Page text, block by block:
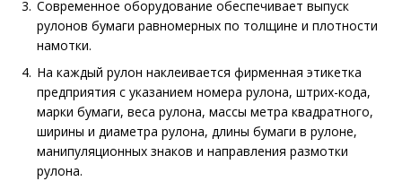
Современное оборудование обеспечивает выпуск
рулонов бумаги равномерных по толщине и плотности
намотки.
На каждый рулон наклеивается фирменная этикетка
предприятия с указанием номера рулона, штрих-кода,
марки бумаги, веса рулона, массы метра квадратного,
ширины и диаметра рулона, длины бумаги в рулоне,
манипуляционных знаков и направления размотки
рулона.